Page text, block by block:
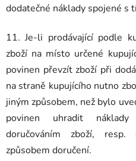
dodatečné náklady spojené s
11. Je-li prodávající podle
zboží na místo určené
povinen převzít zboží při
na straně kupujícího nutno
jiným způsobem, než bylo
povinen uhradit
doručováním zboží,
způsobem doručení.